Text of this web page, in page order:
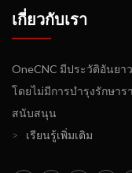
เกี่ยวกับเรา
OneCNC มีประวัติอันย
โดยไม่มีการบำรุงรักษา
สนับสนุน
>
เรียนรู้เพิ่มเติม